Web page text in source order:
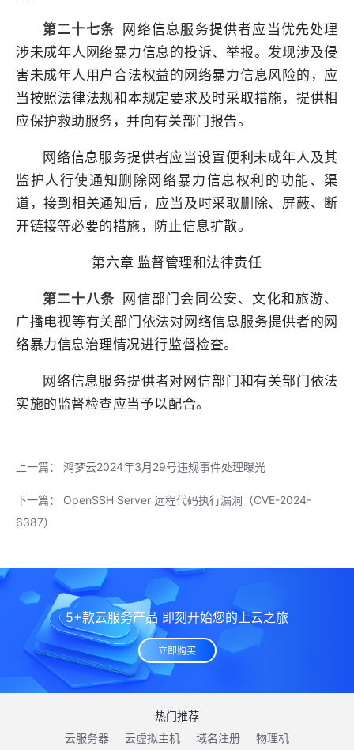
第二十七条 网络信息服务提供者应当优先处理
涉未成年人网络暴力信息的投诉、举报。发现涉及侵
害未成年人用户合法权益的网络暴力信息风险的，应
当按照法律法规和本规定要求及时采取措施，提供相
应保护救助服务，并向有关部门报告。
网络信息服务提供者应当设置便利未成年人及其
监护人行使通知删除网络暴力信息权利的功能、渠
道，接到相关通知后，应当及时采取删除、屏蔽、断
开链接等必要的措施，防止信息扩散。
第六章 监督管理和法律责任
第二十八条 网信部门会同公安、文化和旅游、
广播电视等有关部门依法对网络信息服务提供者的网
络暴力信息治理情况进行监督检查。
网络信息服务提供者对网信部门和有关部门依法
实施的监督检查应当予以配合。
上一篇： 鸿梦云2024年3月29号违规事件处理曝光
下一篇：
OpenSSH Server 远程代码执行漏洞（CVE-2024-
6387）
5+款云服务产品 即刻开始您的上云之旅
立即购买
热门推荐
云服务器
云虚拟主机 域名注册 物理机